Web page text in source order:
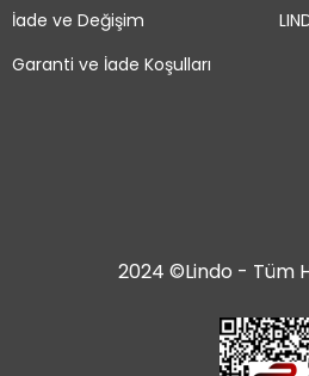
İade ve Değişim
Garanti ve İade Koşulları
2024 ©Lindo - Tüm